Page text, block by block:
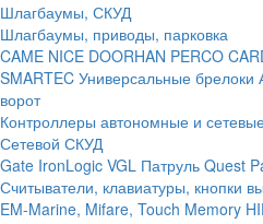
Шлагбаумы, СКУД
Шлагбаумы, приводы, парковка
CAME NICE DOORHAN PERCO
SMARTEC Универсальные брелоки
ворот
Контроллеры автономные и
Сетевой СКУД
Gate IronLogic VGL Патруль Quest
Считыватели, клавиатуры, кнопки
EM-Marine, Mifare, Touch Memory